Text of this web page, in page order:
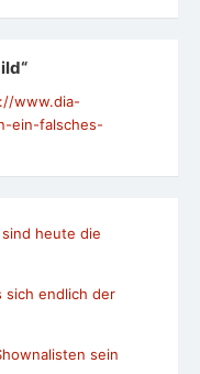
www.dia-
ein-falsches-
heute die
sich endlich der
sein